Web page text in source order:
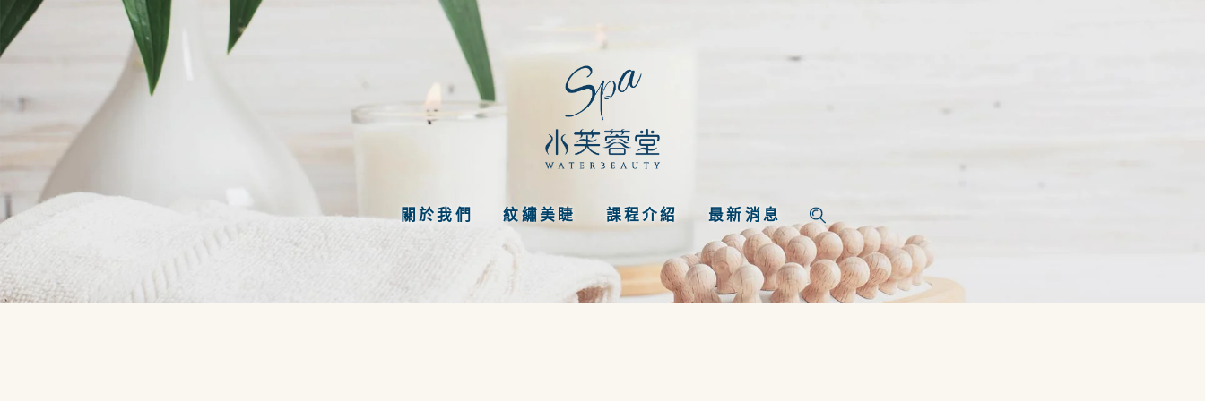
關於我們 紋繡美睫 課程介紹 最新消息